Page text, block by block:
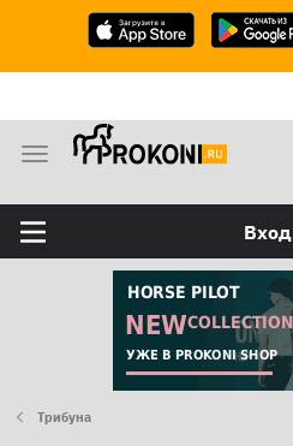
М
н
ю
Вход
Трибуна